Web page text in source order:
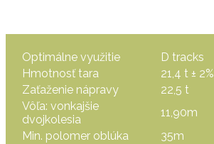
Optimálne využitie
D tracks
Hmotnosť tara
21,4 t ± 2%
Zaťaženie nápravy
22,5 t
Vôľa: vonkajšie
dvojkolesia
11,90m
Min. polomer oblúka
35m